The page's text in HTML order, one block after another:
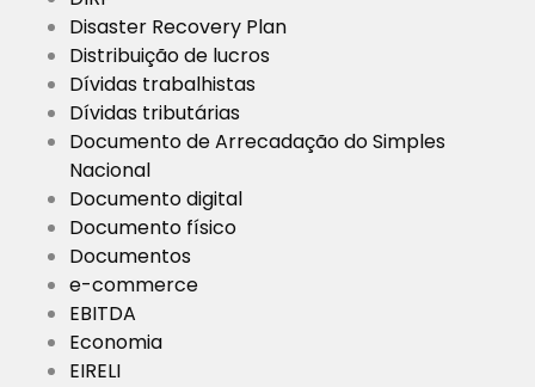
Disaster Recovery Plan
Distribuição de lucros
Dívidas trabalhistas
Dívidas tributárias
Documento de Arrecadação do Simples
Nacional
Documento digital
Documento físico
Documentos
e-commerce
EBITDA
Economia
EIRELI